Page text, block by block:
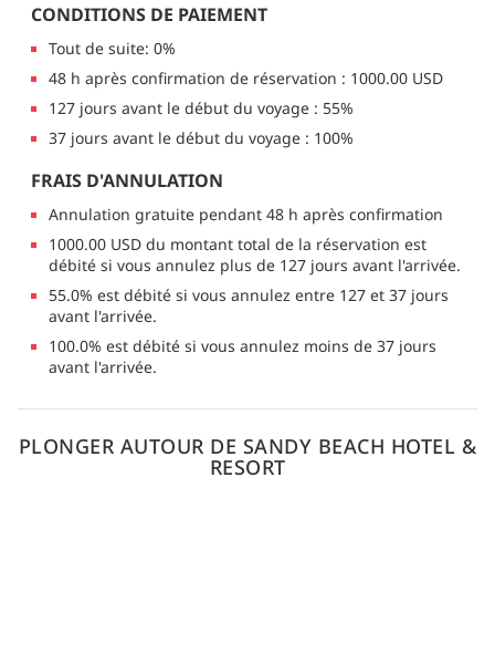
CONDITIONS DE PAIEMENT
Tout de suite: 0%
48 h après confirmation de réservation : 1000.00 USD
127 jours avant le début du voyage : 55%
37 jours avant le début du voyage : 100%
FRAIS D'ANNULATION
Annulation gratuite pendant 48 h après confirmation
1000.00 USD du montant total de la réservation est
débité si vous annulez plus de 127 jours avant l'arrivée.
55.0% est débité si vous annulez entre 127 et 37 jours
avant l'arrivée.
100.0% est débité si vous annulez moins de 37 jours
avant l'arrivée.
PLONGER AUTOUR DE SANDY BEACH HOTEL &
RESORT